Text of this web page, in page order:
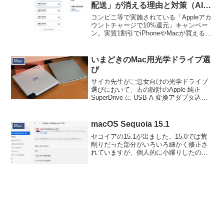
配送」が消える理由と対策（AI生
成記事）
コンビニ等で実施されている「Appleアカ
ウントチャージで10%還元」キャンペー
ン。実質1割引でiPhoneやMacが買えると
それは、「注文時には『翌日配送』と表
示され...
Mac
いまどきのMac用光学ドライブ選
び
サイカ先生がご息女向けの光学ドライブ
選びにおいて、古の設計のApple 純正
SuperDrive に USB-A 変換アダプタ込み
お値段はと迷われる気持ちは解りま...
Mac macOS Sequoia 15.1
セコイアの15.1が出ました。15.0では荒
削りだった部分がいろいろ細かく修正さ
れていますが、個人的に小躍りしたのが